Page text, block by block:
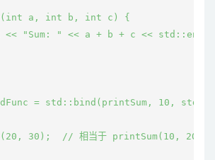
a, int b, int c) {
<< "Sum: " << a + b + c << std::endl;
= std::bind(printSum, 10,
30);  // 相当于 printSum(10, 20,